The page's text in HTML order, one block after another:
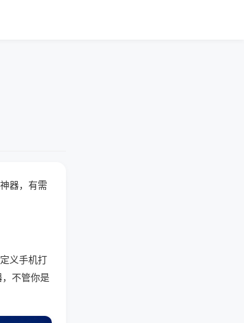
器，有需
义手机打
不管你是